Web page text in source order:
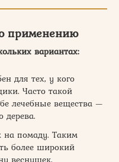
применению
вариантах:
для тех, у кого
Часто такой
лечебные вещества —
дерева.
помаду. Таким
более широкий